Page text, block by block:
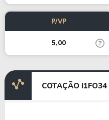
P/VP
5,00
COTAÇÃO I1FO34